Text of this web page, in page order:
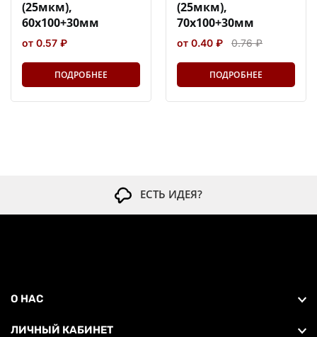
(25мкм),
60х100+30мм
от 0.57 ₽
ПОДРОБНЕЕ
(25мкм),
70х100+30мм
от 0.40 ₽ 0.76 ₽
ПОДРОБНЕЕ
ЕСТЬ ИДЕЯ?
О НАС
ЛИЧНЫЙ КАБИНЕТ